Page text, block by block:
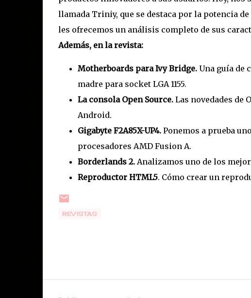
llamada Triniy, que se destaca por la potencia
les ofrecemos un análisis completo de sus
Además, en la revista:
Motherboards para Ivy Bridge.Una guía de
madre para socket LGA 1155.
La consola Open Source.Las novedades de
Android.
Gigabyte F2A85X-UP4.Ponemos a prueba
procesadores AMD Fusion A.
Borderlands 2.Analizamos uno de los
Reproductor HTML5. Cómo crear un
REVISTAS